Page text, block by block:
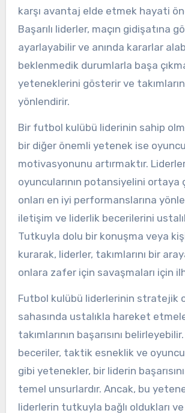
karşı avantaj elde etmek hayati
Başarılı liderler, maçın gidişatına
ayarlayabilir ve anında kararlar
beklenmedik durumlarla başa
yeteneklerini gösterir ve
yönlendirir.
Bir futbol kulübü liderinin sahip
bir diğer önemli yetenek ise oyuncu
motivasyonunu artırmaktır.
oyuncularının potansiyelini ortaya
onları en iyi performanslarına
iletişim ve liderlik becerilerini
Tutkuyla dolu bir konuşma veya
kurarak, liderler, takımlarını bir
onlara zafer için savaşmaları için
Futbol kulübü liderlerinin stratejik
sahasında ustalıkla hareket
takımlarının başarısını
beceriler, taktik esneklik ve
gibi yetenekler, bir liderin
temel unsurlardır. Ancak, bu
liderlerin tutkuyla bağlı oldukları